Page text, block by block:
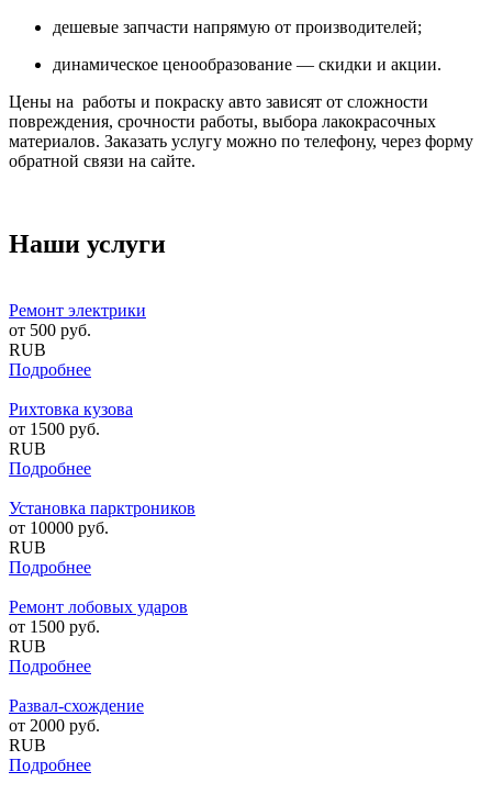
дешевые запчасти напрямую от производителей;
динамическое ценообразование — скидки и акции.
Цены на работы и покраску авто зависят от сложности
повреждения, срочности работы, выбора лакокрасочных
материалов. Заказать услугу можно по телефону, через форму
обратной связи на сайте.
Наши услуги
Ремонт электрики
от 500 руб.
RUB
Подробнее
Рихтовка кузова
от 1500 руб.
RUB
Подробнее
Установка парктроников
от 10000 руб.
RUB
Подробнее
Ремонт лобовых ударов
от 1500 руб.
RUB
Подробнее
Развал-схождение
от 2000 руб.
RUB
Подробнее